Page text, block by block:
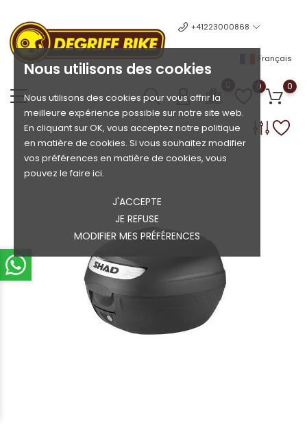
Nous utilisons des cookies
Nous utilisons des cookies pour vous offrir la
meilleure expérience possible sur notre site web.
En cliquant sur OK, vous acceptez notre politique
en matière de cookies. Si vous souhaitez modifier
vos préférences en matière de cookies, vous
pouvez le faire ici.
J'ACCEPTE
JE REFUSE
MODIFIER MES PRÉFÉRENCES
+41223000868
Français
0 0